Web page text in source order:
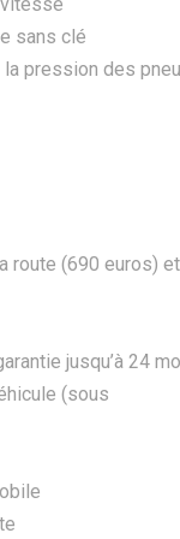
sans clé
pression des
route (690 euros) et
jusqu’à 24
(sous